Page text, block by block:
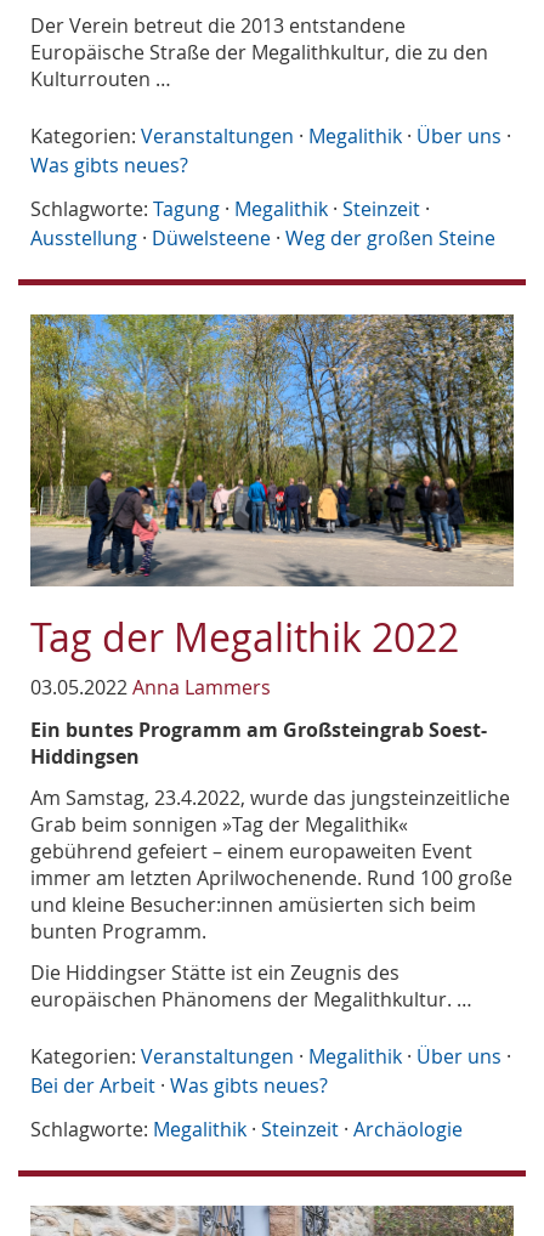
Der Verein betreut die 2013 entstandene
Europäische Straße der Megalithkultur, die zu den
Kulturrouten …
Kategorien: Veranstaltungen · Megalithik · Über uns ·
Was gibts neues?
Schlagworte: Tagung · Megalithik · Steinzeit ·
Ausstellung · Düwelsteene · Weg der großen Steine
Tag der Megalithik 2022
03.05.2022Anna Lammers
Ein buntes Programm am Großsteingrab Soest-
Hiddingsen
Am Samstag, 23.4.2022, wurde das jungsteinzeitliche
Grab beim sonnigen »Tag der Megalithik«
gebührend gefeiert – einem europaweiten Event
immer am letzten Aprilwochenende. Rund 100 große
und kleine Besucher:innen amüsierten sich beim
bunten Programm.
Die Hiddingser Stätte ist ein Zeugnis des
europäischen Phänomens der Megalithkultur. …
Kategorien: Veranstaltungen · Megalithik · Über uns ·
Bei der Arbeit · Was gibts neues?
Schlagworte: Megalithik · Steinzeit · Archäologie